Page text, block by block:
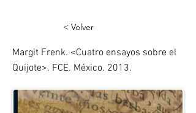
< Volver
Margit Frenk. <Cuatro ensayos sobre el
Quijote>. FCE. México. 2013.